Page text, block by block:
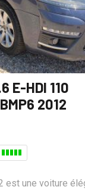
E-HDI 110
2012
est une voiture